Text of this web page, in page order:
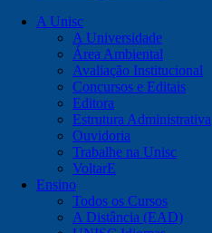
A Unisc
A Universidade
Área Ambiental
Avaliação Institucional
Concursos e Editais
Editora
Estrutura Administrativa
Ouvidoria
Trabalhe na Unisc
VoltarE
Ensino
Todos os Cursos
A Distância (EAD)